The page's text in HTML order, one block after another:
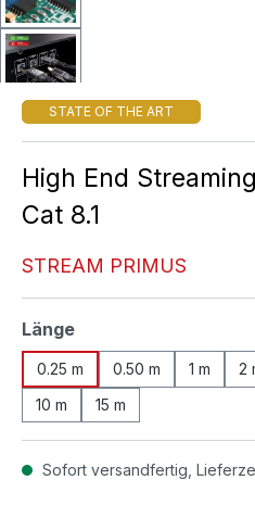
STATE OF THE ART
High End
Cat 8.1
STREAM PRIMUS
Längeauswählen
0.25 m 0.50 m 1 m 2
10 m
15 m
Sofort versandfertig,